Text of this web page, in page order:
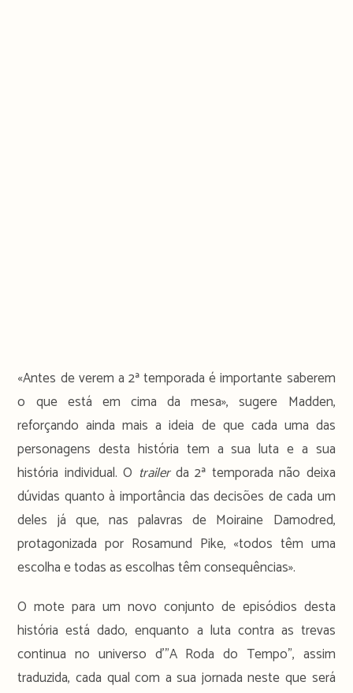
«Antes de verem a 2ª temporada é importante saberem
o que está em cima da mesa», sugere Madden,
reforçando ainda mais a ideia de que cada uma das
personagens desta história tem a sua luta e a sua
história individual. O trailerda 2ª temporada não deixa
dúvidas quanto à importância das decisões de cada um
deles já que, nas palavras de Moiraine Damodred,
protagonizada por Rosamund Pike, «todos têm uma
escolha e todas as escolhas têm consequências».
O mote para um novo conjunto de episódios desta
história está dado, enquanto a luta contra as trevas
continua no universo d’”A Roda do Tempo”, assim
traduzida, cada qual com a sua jornada neste que será